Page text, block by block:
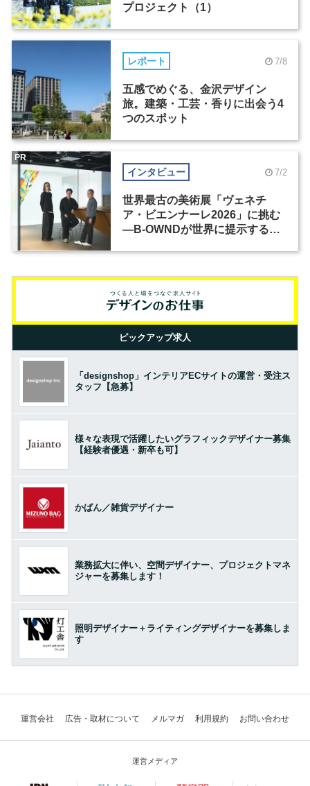
プロジェクト（1）
レポート 7/8
五感でめぐる、金沢デザイン
旅。建築・工芸・香りに出会う4
つのスポット
インタビュー 7/2
世界最古の美術展「ヴェネチ
ア・ビエンナーレ2026」に挑む
―B-OWNDが世界に提示する美
PR
ピックアップ求人
「designshop」インテリアECサイトの運営・受注ス
タッフ【急募】
様々な表現で活躍したいグラフィックデザイナー募集
【経験者優遇・新卒も可】
かばん／雑貨デザイナー
業務拡大に伴い、空間デザイナー、プロジェクトマネ
ジャーを募集します！
照明デザイナー＋ライティングデザイナーを募集しま
す
運営会社 広告・取材について メルマガ 利用規約 お問い合わせ
運営メディア